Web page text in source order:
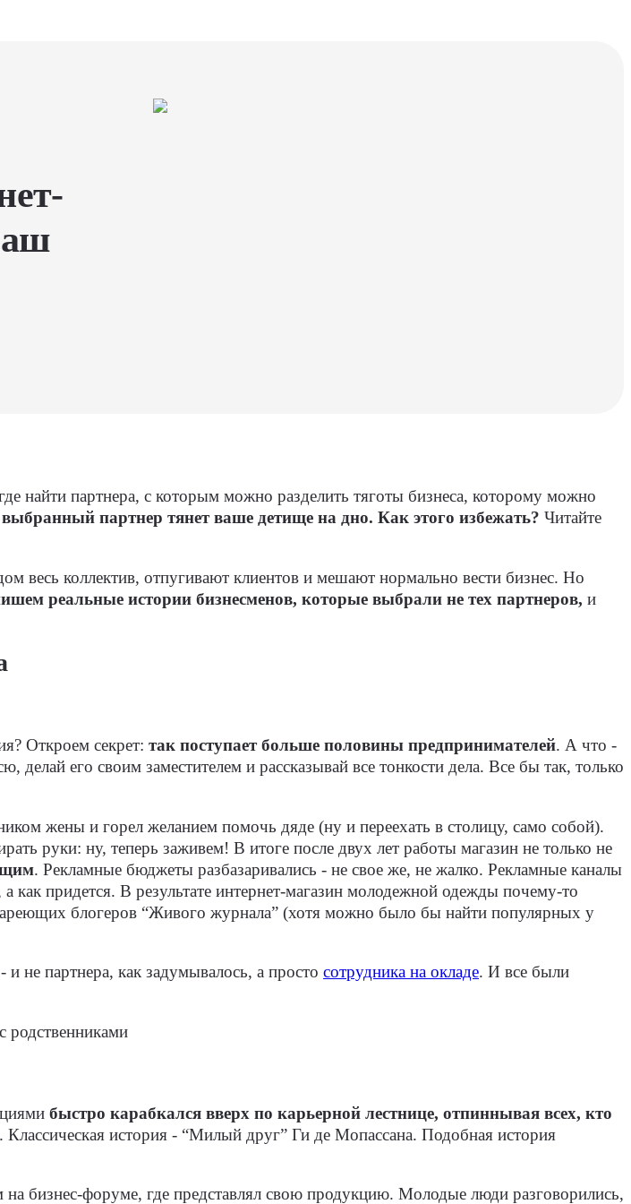
найти партнера, с которым можно разделить тяготы бизнеса, которому можно
партнер тянет ваше детище на дно. Как этого избежать? Читайте
весь коллектив, отпугивают клиентов и мешают нормально вести бизнес. Но
реальные истории бизнесменов, которые выбрали не тех партнеров, и
Откроем секрет: так поступает больше половины предпринимателей. А что -
его своим заместителем и рассказывай все тонкости дела. Все бы так, только
жены и горел желанием помочь дяде (ну и переехать в столицу, само собой).
руки: ну, теперь заживем! В итоге после двух лет работы магазин не только не
. Рекламные бюджеты разбазаривались - не свое же, не жалко. Рекламные каналы
а как придется. В результате интернет-магазин молодежной одежды почему-то
блогеров “Живого журнала” (хотя можно было бы найти популярных у
не партнера, как задумывалось, а просто сотрудника на окладе. И все были
быстро карабкался вверх по карьерной лестнице, отпиннывая всех, кто
история - “Милый друг” Ги де Мопассана. Подобная история
бизнес-форуме, где представлял свою продукцию. Молодые люди разговорились,